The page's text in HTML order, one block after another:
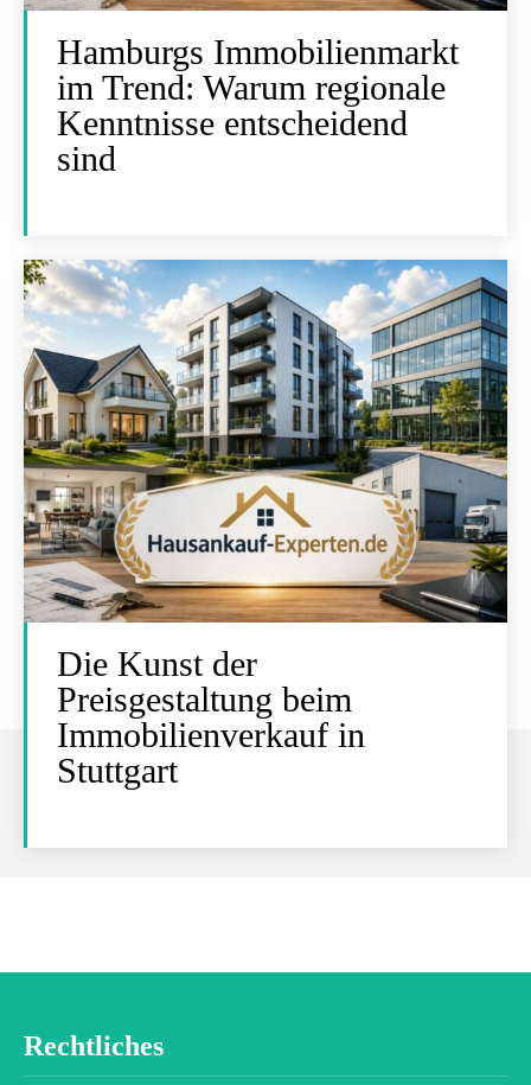
Hamburgs Immobilienmarkt
im Trend: Warum regionale
Kenntnisse entscheidend
sind
Die Kunst der
Preisgestaltung beim
Immobilienverkauf in
Stuttgart
Rechtliches